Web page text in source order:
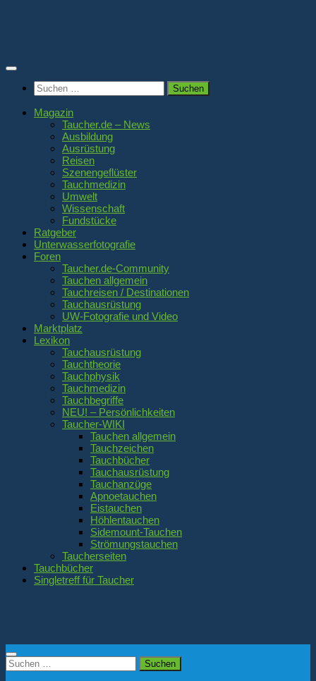
Suchen
nach:
Magazin
Taucher.de – News
Ausbildung
Ausrüstung
Reisen
Szenengeflüster
Tauchmedizin
Umwelt
Wissenschaft
Fundstücke
Ratgeber
Unterwasserfotografie
Foren
Taucher.de-Community
Tauchen allgemein
Tauchreisen / Destinationen
Tauchausrüstung
UW-Fotografie und Video
Marktplatz
Lexikon
Tauchausrüstung
Tauchtheorie
Tauchphysik
Tauchmedizin
Tauchbegriffe
NEU! – Persönlichkeiten
Taucher-WIKI
Tauchen allgemein
Tauchzeichen
Tauchbücher
Tauchausrüstung
Tauchanzüge
Apnoetauchen
Eistauchen
Höhlentauchen
Sidemount-Tauchen
Strömungstauchen
Taucherseiten
Tauchbücher
Singletreff für Taucher
Suchen
nach: